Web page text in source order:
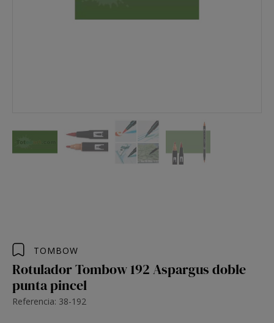
TOMBOW
Rotulador Tombow 192 Aspargus doble
punta pincel
Referencia: 38-192